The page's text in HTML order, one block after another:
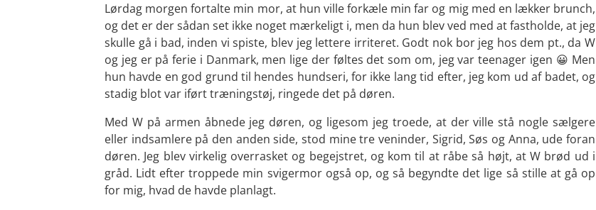
Lørdag morgen fortalte min mor, at hun ville forkæle min far og mig med en lækker brunch,
og det er der sådan set ikke noget mærkeligt i, men da hun blev ved med at fastholde, at jeg
skulle gå i bad, inden vi spiste, blev jeg lettere irriteret. Godt nok bor jeg hos dem pt., da W
og jeg er på ferie i Danmark, men lige der føltes det som om, jeg var teenager igen 😀 Men
hun havde en god grund til hendes hundseri, for ikke lang tid efter, jeg kom ud af badet, og
stadig blot var iført træningstøj, ringede det på døren.
Med W på armen åbnede jeg døren, og ligesom jeg troede, at der ville stå nogle sælgere
eller indsamlere på den anden side, stod mine tre veninder, Sigrid, Søs og Anna, ude foran
døren. Jeg blev virkelig overrasket og begejstret, og kom til at råbe så højt, at W brød ud i
gråd. Lidt efter troppede min svigermor også op, og så begyndte det lige så stille at gå op
for mig, hvad de havde planlagt.